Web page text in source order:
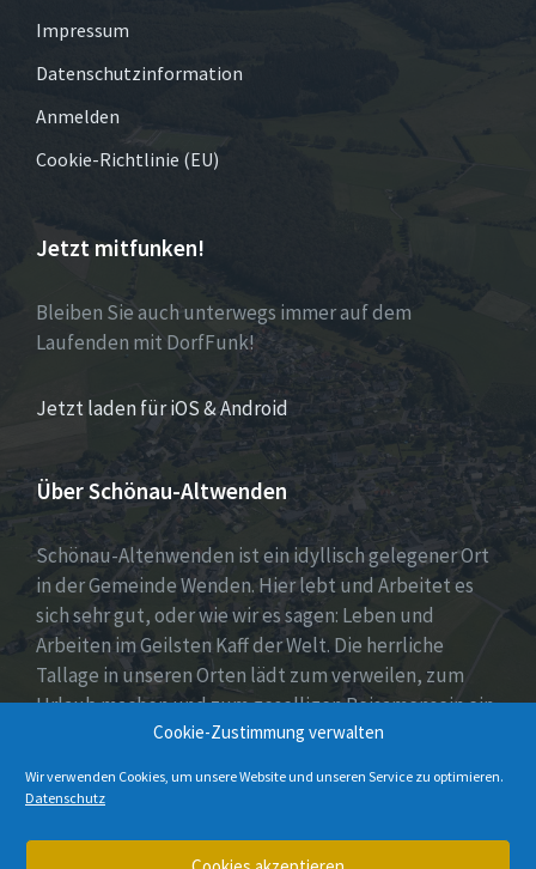
Cookie-Zustimmung verwalten
Wir verwenden Cookies, um unsere Website und unseren Service zu optimieren.
Datenschutz
Impressum
Datenschutzinformation
Anmelden
Cookie-Richtlinie (EU)
Jetzt mitfunken!
Bleiben Sie auch unterwegs immer auf dem
Laufenden mit DorfFunk!
Jetzt laden für iOS & Android
Über Schönau-Altwenden
Schönau-Altenwenden ist ein idyllisch gelegener Ort
in der Gemeinde Wenden. Hier lebt und Arbeitet es
sich sehr gut, oder wie wir es sagen: Leben und
Arbeiten im Geilsten Kaff der Welt. Die herrliche
Tallage in unseren Orten lädt zum verweilen, zum
Urlaub machen und zum geselligen Beisamensein ein.
Dies wird auch durch unser aktives Vereinsleben
Instagram